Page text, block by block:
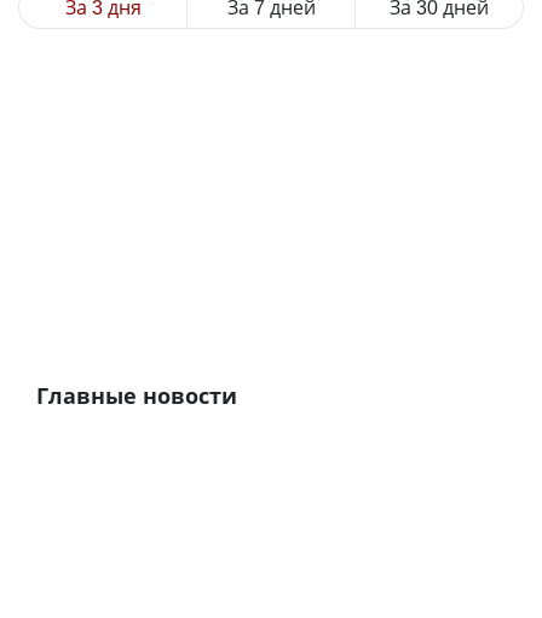
За 3 дня За 7 дней За 30 дней
Главные новости